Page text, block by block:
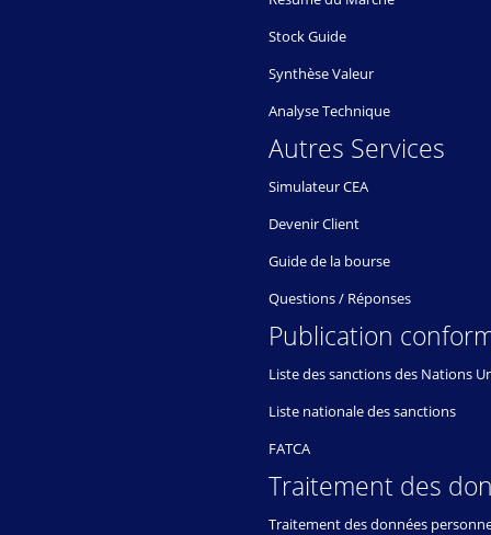
Stock Guide
Synthèse Valeur
Analyse Technique
Autres Services
Simulateur CEA
Devenir Client
Guide de la bourse
Questions / Réponses
Publication
Liste des sanctions des Nations
Liste nationale des sanctions
FATCA
Traitement des
Traitement des données